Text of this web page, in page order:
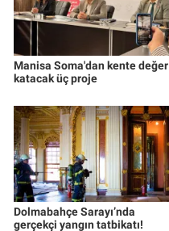
Manisa Soma'dan kente değer
katacak üç proje
Dolmabahçe Sarayı’nda
gerçekçi yangın tatbikatı!